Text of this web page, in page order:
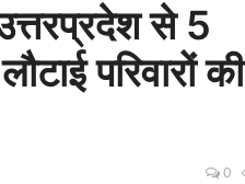
से 5
परिवारों की
0